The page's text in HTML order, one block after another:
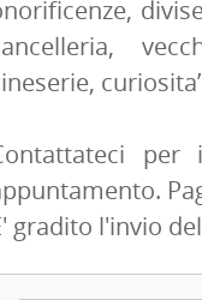
gradito l'invio